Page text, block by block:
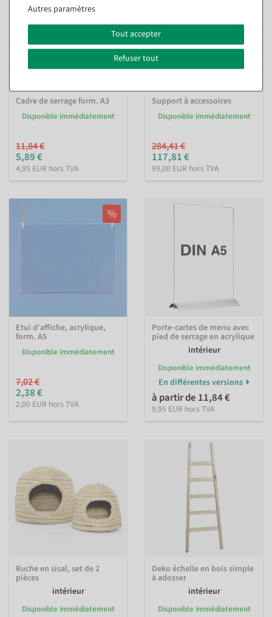
Cadre de serrage form. A3
Disponible immédiatement
11,84 €
5,89 €
4,95 EUR hors TVA
Support à accessoires
Disponible immédiatement
284,41 €
117,81 €
99,00 EUR hors TVA
%
Etui d'affiche, acrylique,
form. A5
Disponible immédiatement
7,02 €
2,38 €
2,00 EUR hors TVA
Porte-cartes de menu avec
pied de serrage en acrylique
intérieur
Disponible immédiatement
En différentes versions
à partir de 11,84 €
9,95 EUR hors TVA
Ruche en sisal, set de 2
pièces
intérieur
Disponible immédiatement
Deko échelle en bois simple
à adosser
intérieur
Disponible immédiatement
Autres paramètres
Tout accepter
Refuser tout